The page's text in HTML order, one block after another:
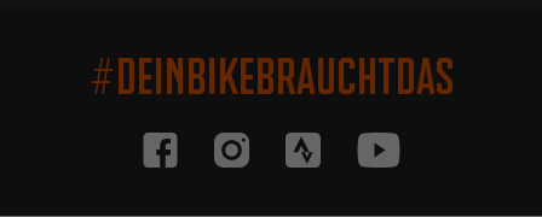
#DEINBIKEBRAUCHTDAS